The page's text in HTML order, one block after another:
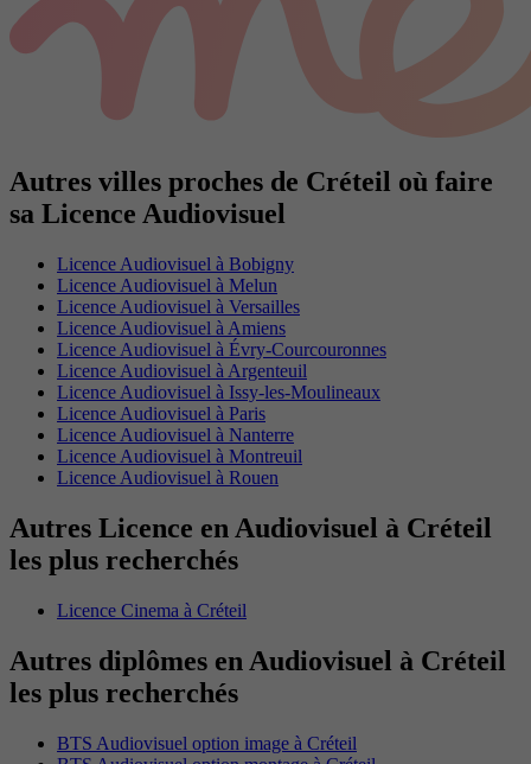
Autres villes proches de Créteil où faire
sa Licence Audiovisuel
Licence Audiovisuel à Bobigny
Licence Audiovisuel à Melun
Licence Audiovisuel à Versailles
Licence Audiovisuel à Amiens
Licence Audiovisuel à Évry-Courcouronnes
Licence Audiovisuel à Argenteuil
Licence Audiovisuel à Issy-les-Moulineaux
Licence Audiovisuel à Paris
Licence Audiovisuel à Nanterre
Licence Audiovisuel à Montreuil
Licence Audiovisuel à Rouen
Autres Licence en Audiovisuel à Créteil
les plus recherchés
Licence Cinema à Créteil
Autres diplômes en Audiovisuel à Créteil
les plus recherchés
BTS Audiovisuel option image à Créteil